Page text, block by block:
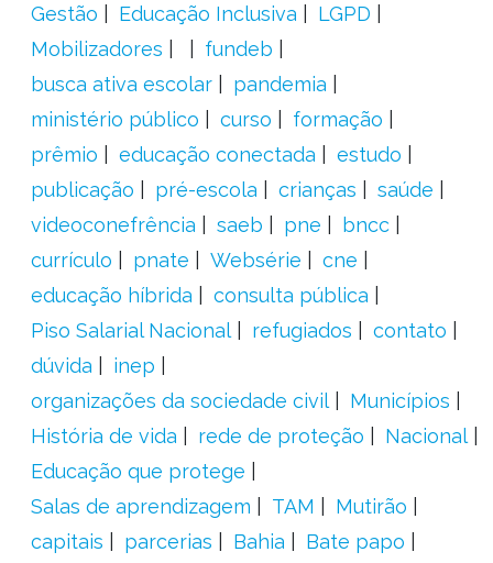
Gestão
Educação Inclusiva
LGPD
Mobilizadores
fundeb
busca ativa escolar
pandemia
ministério público
curso
formação
prêmio
educação conectada
estudo
publicação
pré-escola crianças
saúde
videoconefrência
saeb pne
bncc
currículo
pnate Websérie
cne
educação híbrida
consulta pública
Piso Salarial Nacional
refugiados
contato
dúvida
inep
organizações da sociedade civil
Municípios
História de vida
rede de proteção
Nacional
Educação que protege
Salas de aprendizagem
TAM
Mutirão
capitais
parcerias Bahia
Bate papo